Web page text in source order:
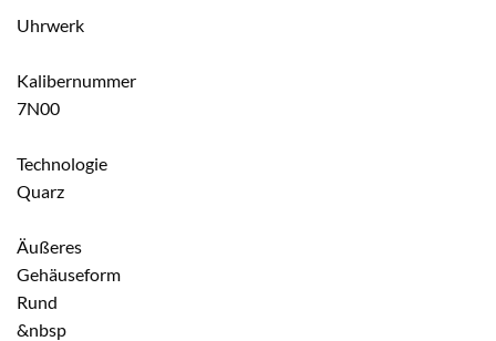
Uhrwerk
Kalibernummer
7N00
Technologie
Quarz
Äußeres
Gehäuseform
Rund
&nbsp